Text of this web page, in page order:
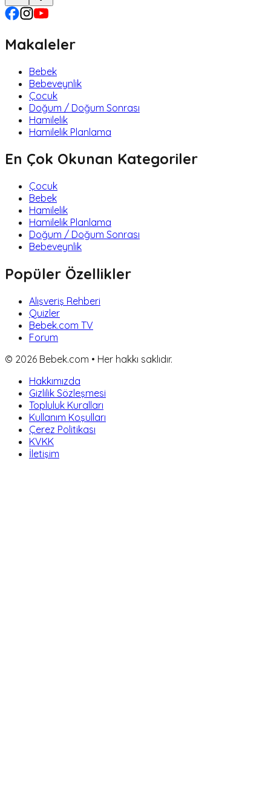
Makaleler
Bebek
Bebeveynlik
Çocuk
Doğum / Doğum Sonrası
Hamilelik
Hamilelik Planlama
En Çok Okunan Kategoriler
Çocuk
Bebek
Hamilelik
Hamilelik Planlama
Doğum / Doğum Sonrası
Bebeveynlik
Popüler Özellikler
Alışveriş Rehberi
Quizler
Bebek.com TV
Forum
© 2026 Bebek.com • Her hakkı saklıdır.
Hakkımızda
Gizlilik Sözleşmesi
Topluluk Kuralları
Kullanım Koşulları
Çerez Politikası
KVKK
İletişim